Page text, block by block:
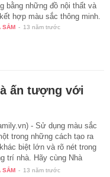
bằng những đồ nội thất và
hợp màu sắc thông minh.
SẮM - 13 năm trước
ấn tượng với
- Sử dụng màu sắc
trong những cách tạo ra
biệt lớn và rõ nét trong
trí nhà. Hãy cùng Nhà
SẮM - 13 năm trước